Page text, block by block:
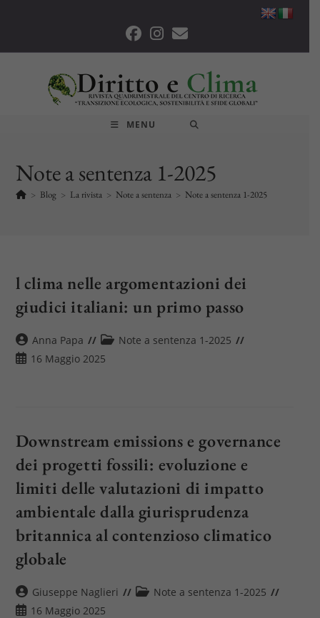
MENU
Note a sentenza 1-2025
> Blog > La rivista > Note a sentenza > Note a sentenza 1-2025
l clima nelle argomentazioni dei
giudici italiani: un primo passo
Autore
dell'articolo:
Anna Papa
Categoria
dell'articolo:
Note a sentenza 1-2025
Articolo
16 Maggio 2025
Downstream emissions e governance
dei progetti fossili: evoluzione e
limiti delle valutazioni di impatto
ambientale dalla giurisprudenza
britannica al contenzioso climatico
globale
Autore
dell'articolo:
Giuseppe Naglieri
Categoria
Note a sentenza 1-2025
Articolo
16 Maggio 2025